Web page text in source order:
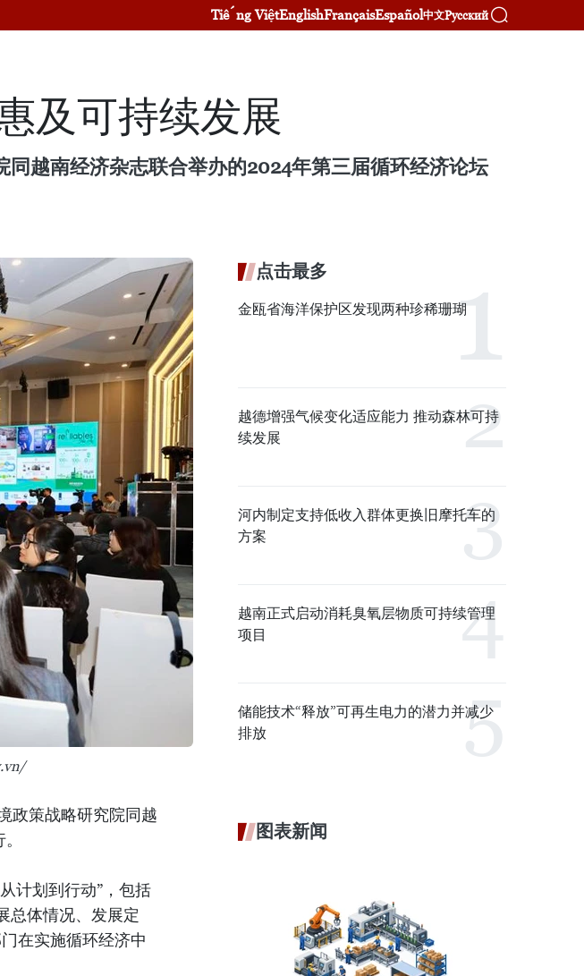
Tiếng ViệtEnglishFrançaisEspañol中文Русский
及可持续发展
越南经济杂志联合举办的2024年第三届循环经济论坛
政策战略研究院同越
计划到行动”，包括
总体情况、发展定
在实施循环经济中
点击最多
金瓯省海洋保护区发现两种珍稀珊瑚
越德增强气候变化适应能力 推动森林可持
续发展
河内制定支持低收入群体更换旧摩托车的
方案
越南正式启动消耗臭氧层物质可持续管理
项目
储能技术“释放”可再生电力的潜力并减少
排放
图表新闻